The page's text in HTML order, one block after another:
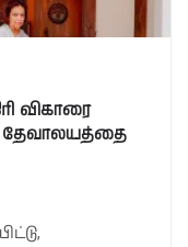
விகாரை
தேவாலயத்தை